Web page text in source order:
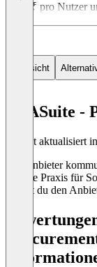
1250 ₹ pro Nutzer
Übersicht
TYASuite -
Zuletzt aktualisiert
Der Anbieter
übliche Praxis für
kannst du den